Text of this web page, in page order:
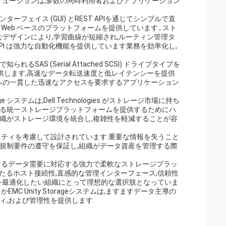
ーフェイス (GUI) とREST APIを通じてシンプルで直
ベースのプラットフォームを提供しています., スト
ザインにより,学習曲線が短縮され,ルーティン管理タ
は強力な自動化機能を提供しています業務を効率化し,
知られるSAS (Serial Attached SCSI) ドライブタイプを
ます,高速なデータ転送速度と低レイテンシーを提供
一貫した迅速なアクセスを要求するアプリケーション
システムは,Dell Technologies がストレージ市場に持ち
統一ストレージプラットフォームを提供するためにハ
がストレージ環境を統合し,複雑性を軽減することが容
ィを考慮して設計されています.重要な情報を失うこと
制要件の遵守を保証し,組織がデータ資産を管理する際
データ需要に対応する強力で柔軟なストレージプラッ
るホスト接続性,直感的な管理インターフェース,信頼性
適化したい組織にとって理想的な選択肢となっていま
EMC Unity Storageシステムは,ますますデータ主導の
,および管理性を提供します.